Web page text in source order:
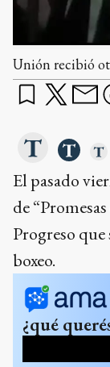
Unión recibió
El pasado
de
Progreso
boxeo.
¿qué